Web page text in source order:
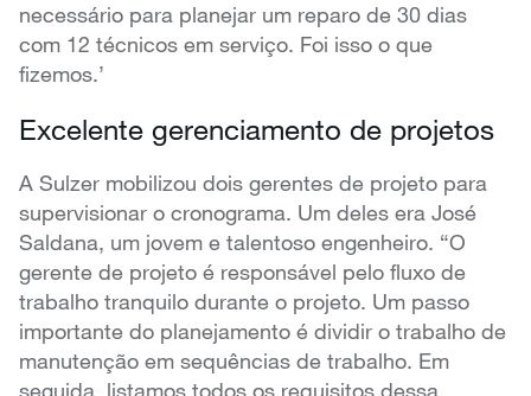
necessário para planejar um reparo de 30 dias
com 12 técnicos em serviço. Foi isso o que
fizemos.’
Excelente gerenciamento de projetos
A Sulzer mobilizou dois gerentes de projeto para
supervisionar o cronograma. Um deles era José
Saldana, um jovem e talentoso engenheiro. “O
gerente de projeto é responsável pelo fluxo de
trabalho tranquilo durante o projeto. Um passo
importante do planejamento é dividir o trabalho de
manutenção em sequências de trabalho. Em
seguida, listamos todos os requisitos dessa